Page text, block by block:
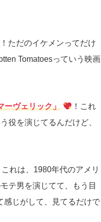
ただのイケメンってだけ
Tomatoesっていう映画
ーヴェリック」
！これ
役を演じてるんだけど、
れは、1980年代のアメリ
テ男を演じてて、もう目
感じがして、見てるだけで